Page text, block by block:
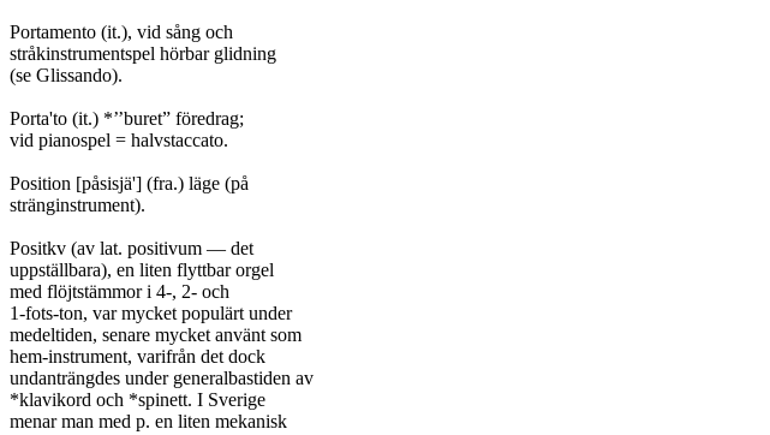
Portamento (it.), vid sång och
stråkinstrumentspel hörbar glidning
(se Glissando).
Porta'to (it.) *’’buret” föredrag;
vid pianospel = halvstaccato.
Position [påsisjä'] (fra.) läge (på
stränginstrument).
Positkv (av lat. positivum — det
uppställbara), en liten flyttbar orgel
med flöjtstämmor i 4-, 2- och
1-fots-ton, var mycket populärt under
medeltiden, senare mycket använt som
hem-instrument, varifrån det dock
undanträngdes under generalbastiden av
*klavikord och *spinett. I Sverige
menar man med p. en liten mekanisk